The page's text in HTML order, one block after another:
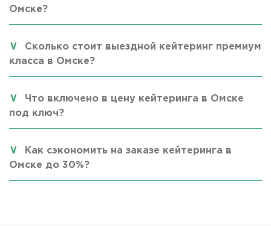
Омске?
Сколько стоит выездной кейтеринг премиум
класса в Омске?
Что включено в цену кейтеринга в Омске
под ключ?
Как сэкономить на заказе кейтеринга в
Омске до 30%?